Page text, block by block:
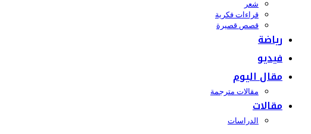
شعر
قراءات فكرية
قصص قصيرة
رياضة
فيديو
مقال اليوم
مقالات مترجمة
مقالات
الدراسات